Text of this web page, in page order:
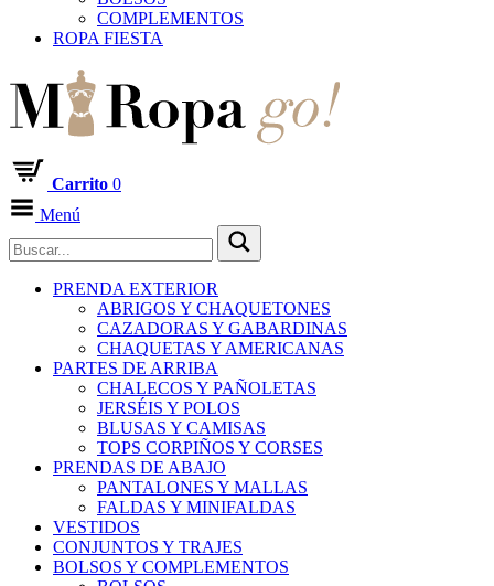
COMPLEMENTOS
ROPA FIESTA
Carrito 0
Menú
PRENDA EXTERIOR
ABRIGOS Y CHAQUETONES
CAZADORAS Y GABARDINAS
CHAQUETAS Y AMERICANAS
PARTES DE ARRIBA
CHALECOS Y PAÑOLETAS
JERSÉIS Y POLOS
BLUSAS Y CAMISAS
TOPS CORPIÑOS Y CORSES
PRENDAS DE ABAJO
PANTALONES Y MALLAS
FALDAS Y MINIFALDAS
VESTIDOS
CONJUNTOS Y TRAJES
BOLSOS Y COMPLEMENTOS